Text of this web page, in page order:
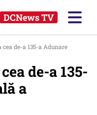
DCNews TV
cea de-a 135-a Adunare
de-a 135-
a